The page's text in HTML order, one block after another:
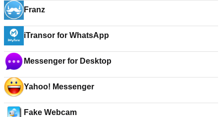
Franz
iTransor for WhatsApp
Messenger for Desktop
Yahoo! Messenger
Fake Webcam